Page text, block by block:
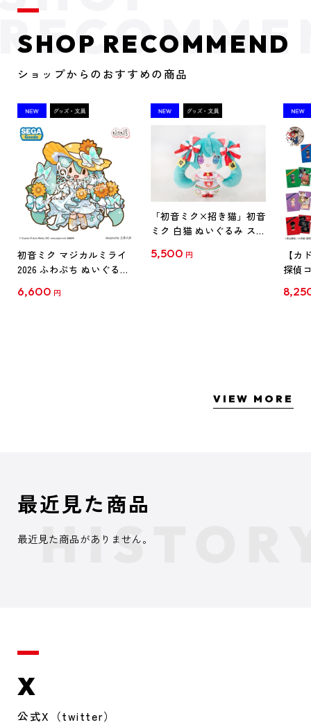
SHOP RECOMMEND
ショップからのおすすめの商品
初音ミク マジカルミライ
2026 ふわぷち ぬいぐるみ
6,600 円
「初音ミク×招き猫」初音
ミク 白猫 ぬいぐるみ スタ
5,500 円
【カ
探偵
クリ
VIEW MORE
最近見た商品
最近見た商品がありません。
X
公式X（twitter）